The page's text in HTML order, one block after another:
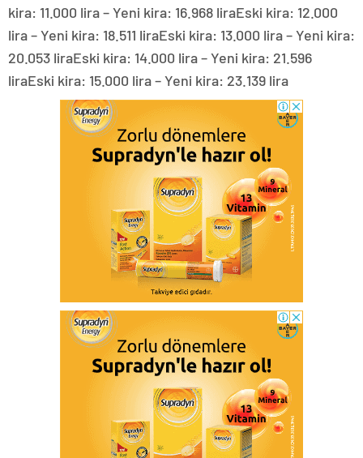
kira: 11.000 lira – Yeni kira: 16.968 liraEski kira: 12.000
lira – Yeni kira: 18.511 liraEski kira: 13.000 lira – Yeni kira:
20.053 liraEski kira: 14.000 lira – Yeni kira: 21.596
liraEski kira: 15.000 lira – Yeni kira: 23.139 lira